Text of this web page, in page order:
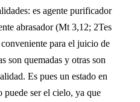
es agente purificador
abrasador (Mt 3,12; 2Tes
para el juicio de
son quemadas y otras son
Es pues un estado en
ser el cielo, ya que